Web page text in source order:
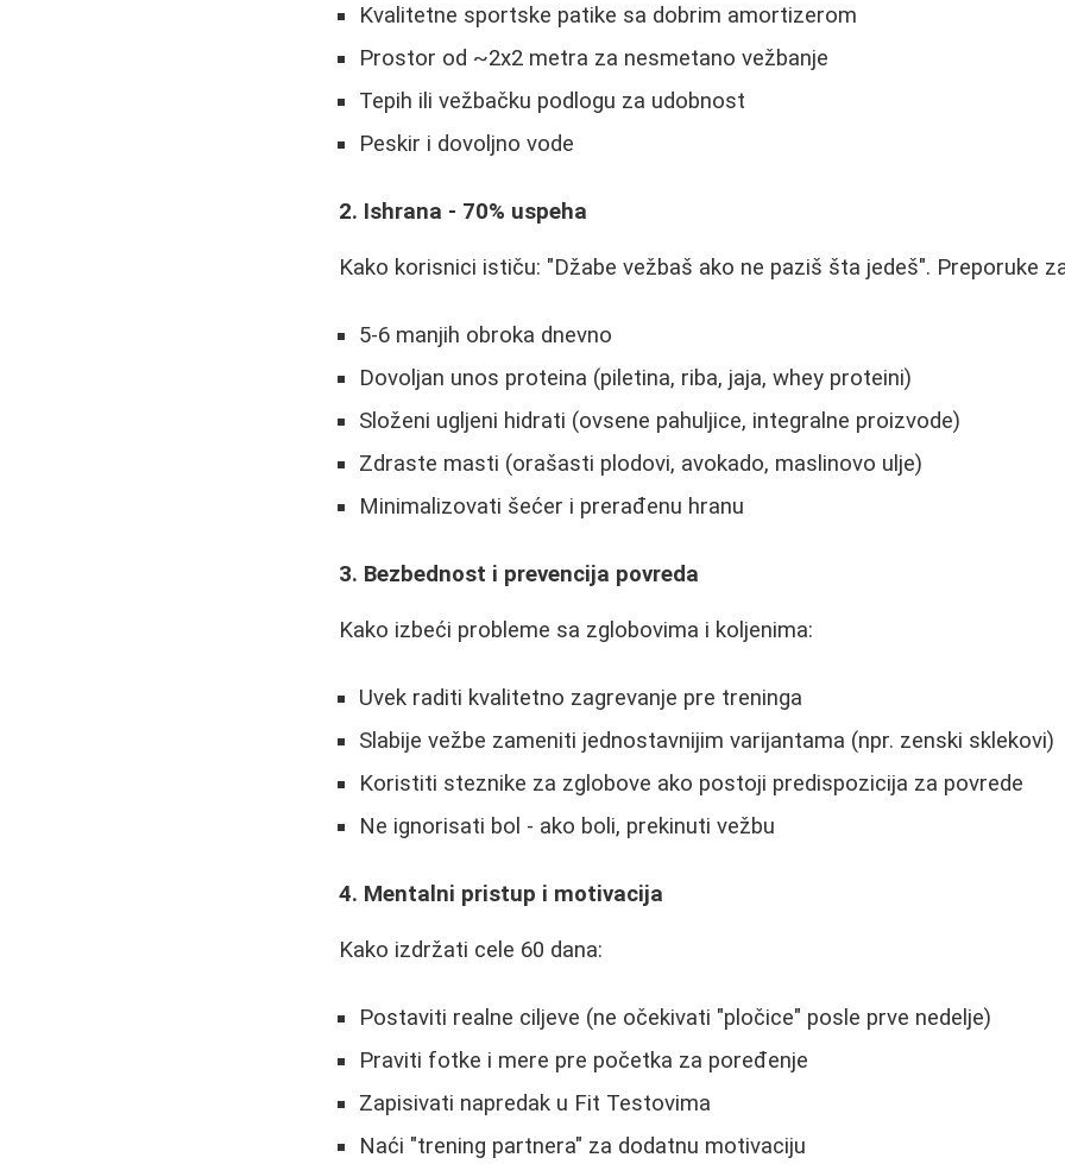
Kvalitetne sportske patike sa dobrim amortizerom
Prostor od ~2x2 metra za nesmetano vežbanje
Tepih ili vežbačku podlogu za udobnost
Peskir i dovoljno vode
2. Ishrana - 70% uspeha
Kako korisnici ističu: "Džabe vežbaš ako ne paziš šta jedeš". Preporuke
5-6 manjih obroka dnevno
Dovoljan unos proteina (piletina, riba, jaja, whey proteini)
Složeni ugljeni hidrati (ovsene pahuljice, integralne proizvode)
Zdraste masti (orašasti plodovi, avokado, maslinovo ulje)
Minimalizovati šećer i prerađenu hranu
3. Bezbednost i prevencija povreda
Kako izbeći probleme sa zglobovima i koljenima:
Uvek raditi kvalitetno zagrevanje pre treninga
Slabije vežbe zameniti jednostavnijim varijantama (npr. zenski sklekovi)
Koristiti steznike za zglobove ako postoji predispozicija za povrede
Ne ignorisati bol - ako boli, prekinuti vežbu
4. Mentalni pristup i motivacija
Kako izdržati cele 60 dana:
Postaviti realne ciljeve (ne očekivati "pločice" posle prve nedelje)
Praviti fotke i mere pre početka za poređenje
Zapisivati napredak u Fit Testovima
Naći "trening partnera" za dodatnu motivaciju